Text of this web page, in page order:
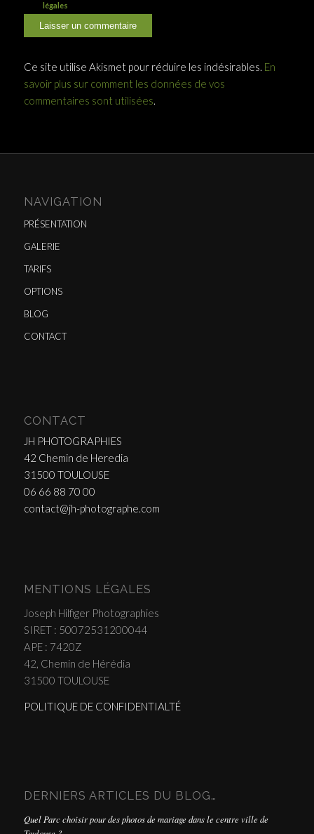
légales
Ce site utilise Akismet pour réduire les indésirables. En
savoir plus sur comment les données de vos
commentaires sont utilisées.
NAVIGATION
PRÉSENTATION
GALERIE
TARIFS
OPTIONS
BLOG
CONTACT
CONTACT
JH PHOTOGRAPHIES
42 Chemin de Heredia
31500 TOULOUSE
06 66 88 70 00
contact@jh-photographe.com
MENTIONS LÉGALES
Joseph Hilfiger Photographies
SIRET : 50072531200044
APE : 7420Z
42, Chemin de Hérédia
31500 TOULOUSE
POLITIQUE DE CONFIDENTIALTÉ
DERNIERS ARTICLES DU BLOG…
Quel Parc choisir pour des photos de mariage dans le centre ville de